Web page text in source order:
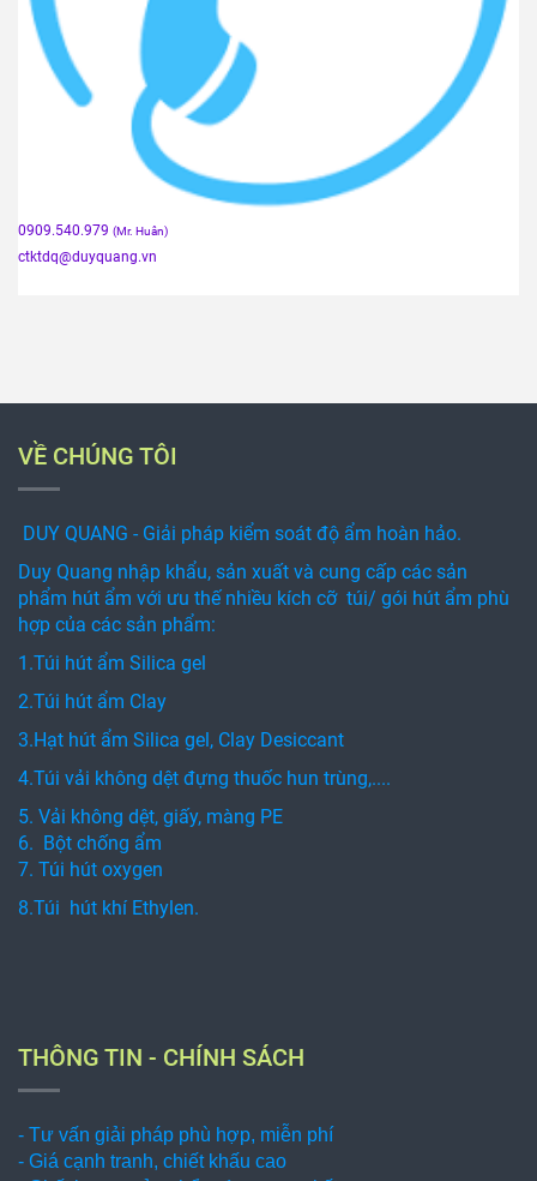
0909.540.979 (Mr. Huân)
ctktdq@duyquang.vn
VỀ CHÚNG TÔI
DUY QUANG - Giải pháp kiểm soát độ ẩm hoàn hảo.
Duy Quang nhập khẩu, sản xuất và cung cấp các sản
phẩm hút ẩm với ưu thế nhiều kích cỡ túi/ gói hút ẩm phù
hợp của các sản phẩm:
1.Túi hút ẩm Silica gel
2.Túi hút ẩm Clay
3.Hạt hút ẩm Silica gel, Clay Desiccant
4.Túi vải không dệt đựng thuốc hun trùng,....
5. Vải không dệt, giấy, màng PE
6. Bột chống ẩm
7. Túi hút oxygen
8.Túi hút khí Ethylen.
THÔNG TIN - CHÍNH SÁCH
- Tư vấn giải pháp phù hợp, miễn phí
- Giá cạnh tranh, chiết khấu cao